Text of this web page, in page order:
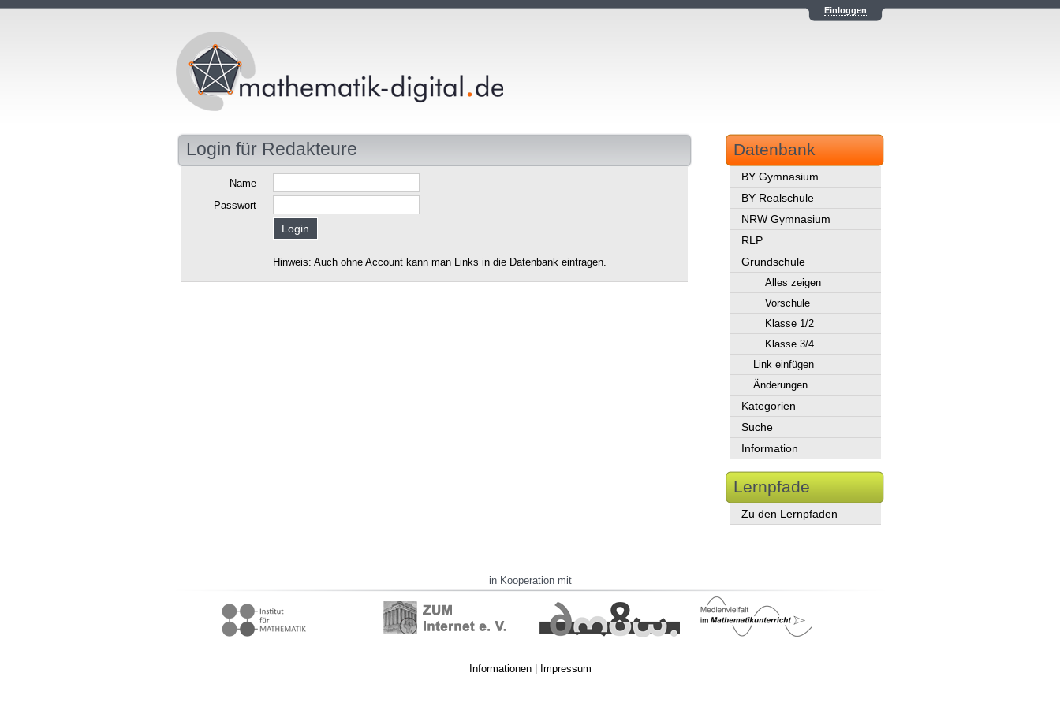
Einloggen
Login für Redakteure
Name
Passwort
Hinweis: Auch ohne Account kann man Links in die Datenbank eintragen.
Datenbank
BY Gymnasium
BY Realschule
NRW Gymnasium
RLP
Grundschule
Alles zeigen
Vorschule
Klasse 1/2
Klasse 3/4
Link einfügen
Änderungen
Kategorien
Suche
Information
Lernpfade
Zu den Lernpfaden
in Kooperation mit
Informationen| Impressum